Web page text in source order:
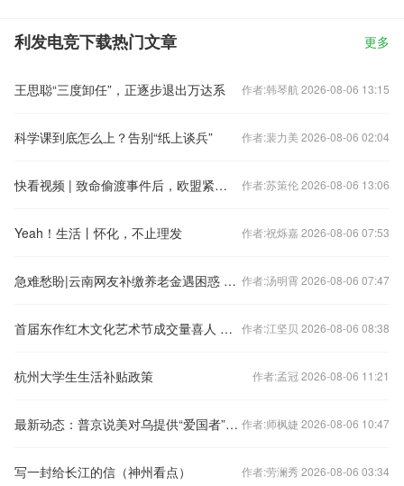
利发电竞下载热门文章 更多
王思聪“三度卸任”，正逐步退出万达系 作者:韩琴航 2026-08-06 13:15
科学课到底怎么上？告别“纸上谈兵” 作者:裴力美 2026-08-06 02:04
快看视频 | 致命偷渡事件后，欧盟紧急会商对策，“休达危机”暴露了什么？ 作者:苏策伦 2026-08-06 13:06
Yeah！生活丨怀化，不止理发 作者:祝烁嘉 2026-08-06 07:53
急难愁盼|云南网友补缴养老金遇困惑 当地查证答疑 作者:汤明霄 2026-08-06 07:47
首届东作红木文化艺术节成交量喜人 红木市场全面回暖 作者:江坚贝 2026-08-06 08:38
杭州大学生生活补贴政策 作者:孟冠 2026-08-06 11:21
最新动态：普京说美对乌提供“爱国者”导弹意在拖延冲突 泽连斯基到访波兰并与波总统会晤 作者:师枫婕 2026-08-06 10:47
写一封给长江的信（神州看点） 作者:劳澜秀 2026-08-06 03:34